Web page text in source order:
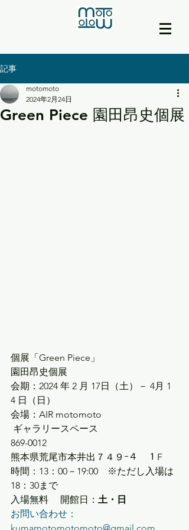
記事
Green Piece 園田昂史個展
motomoto
2024年2月24日
個展「Green Piece」
園田昂史個展
会期：2024 年 2 月 17日（土）－ 4月 1
4 日（日）
会場：AIR motomoto
ギャラリースペース
869-0012
​熊本県荒尾市本井出７４９ ｰ４　１F
時間：13：00－19:00　※ただし入場は
18：30まで
入場無料 　開館日： 土・日
お問い合わせ：